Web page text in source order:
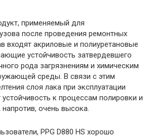
применяемый для
после проведения ремонтных
входят акриловые и полиуретановые
устойчивость затвердевшего
рода загрязнениям и химическим
среды. В связи с этим
слоя лака при эксплуатации
к процессам полировки и
очень высока.
PPG D880 HS хорошо